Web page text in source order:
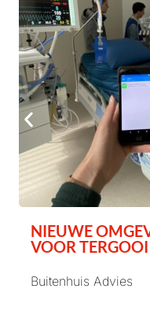
NIEUWE
VOOR
Buitenhuis Advies